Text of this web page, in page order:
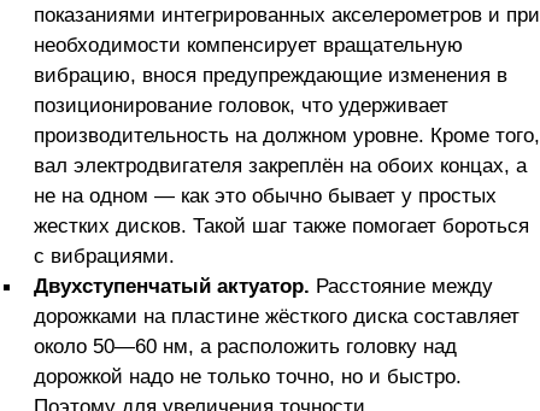
показаниями интегрированных акселерометров и при
необходимости компенсирует вращательную
вибрацию, внося предупреждающие изменения в
позиционирование головок, что удерживает
производительность на должном уровне. Кроме того,
вал электродвигателя закреплён на обоих концах, а
не на одном — как это обычно бывает у простых
жестких дисков. Такой шаг также помогает бороться
с вибрациями.
Двухступенчатый актуатор. Расстояние между
дорожками на пластине жёсткого диска составляет
около 50—60 нм, а расположить головку над
дорожкой надо не только точно, но и быстро.
Поэтому для увеличения точности